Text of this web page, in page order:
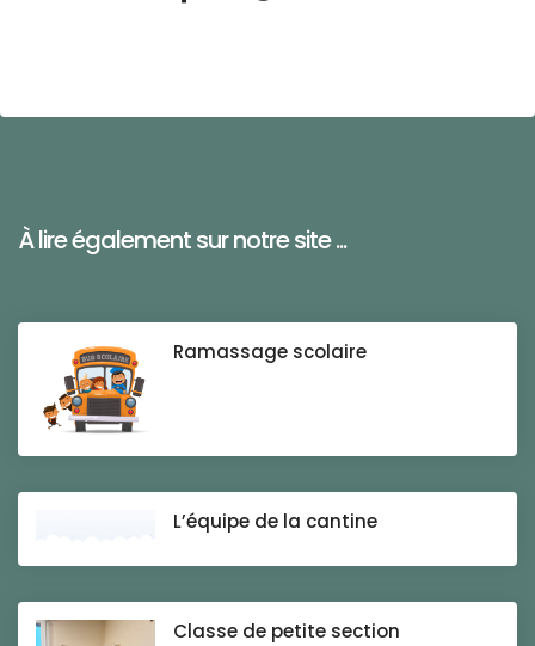
À lire également sur notre site ...
Ramassage scolaire
L’équipe de la cantine
Classe de petite section